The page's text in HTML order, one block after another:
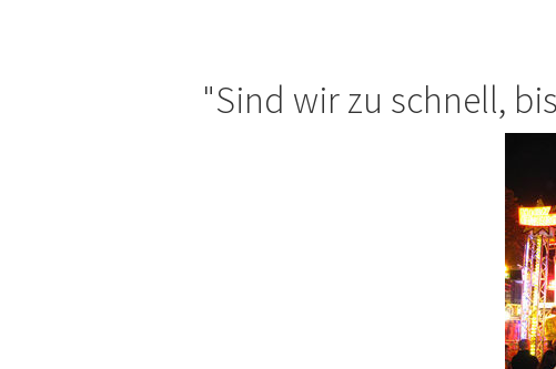
"Sind wir zu schnell,